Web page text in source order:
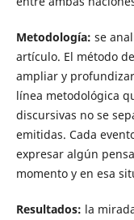
Metodología: se
artículo. El método
ampliar y
línea metodológica
discursivas no se
emitidas. Cada
expresar algún
momento y en esa
Resultados: la